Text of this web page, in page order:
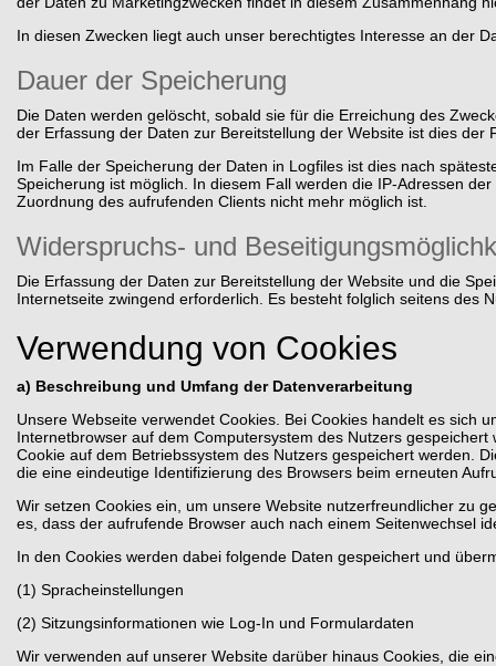
In diesen Zwecken liegt auch unser berechtigtes Interesse an der
Dauer der Speicherung
Die Daten werden gelöscht, sobald sie für die Erreichung des
der Erfassung der Daten zur Bereitstellung der Website ist dies der
Im Falle der Speicherung der Daten in Logfiles ist dies nach
Speicherung ist möglich. In diesem Fall werden die IP-Adressen
Zuordnung des aufrufenden Clients nicht mehr möglich ist.
Widerspruchs- und
Die Erfassung der Daten zur Bereitstellung der Website und die
Internetseite zwingend erforderlich. Es besteht folglich seitens des
Verwendung von Cookies
a) Beschreibung und Umfang der Datenverarbeitung
Unsere Webseite verwendet Cookies. Bei Cookies handelt es sich
Internetbrowser auf dem Computersystem des Nutzers
Cookie auf dem Betriebssystem des Nutzers gespeichert werden.
die eine eindeutige Identifizierung des Browsers beim erneuten
Wir setzen Cookies ein, um unsere Website nutzerfreundlicher zu
es, dass der aufrufende Browser auch nach einem Seitenwechsel
In den Cookies werden dabei folgende Daten gespeichert und
(1) Spracheinstellungen
(2) Sitzungsinformationen wie Log-In und Formulardaten
Wir verwenden auf unserer Website darüber hinaus Cookies, die